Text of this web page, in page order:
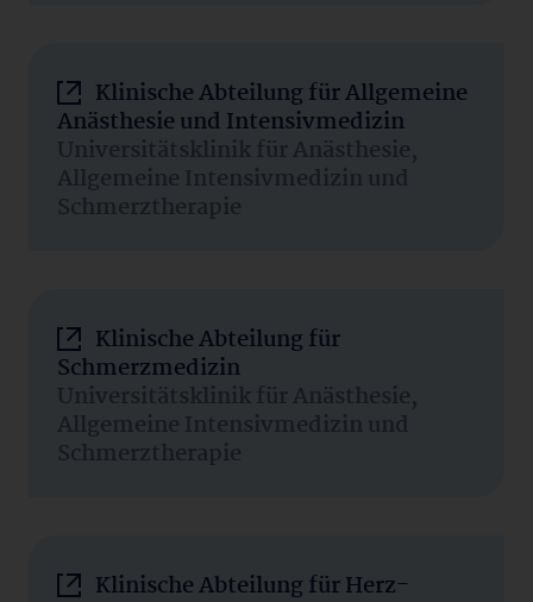
Klinische Abteilung für Allgemeine
Anästhesie und Intensivmedizin
Universitätsklinik für Anästhesie,
Allgemeine Intensivmedizin und
Schmerztherapie
Klinische Abteilung für
Schmerzmedizin
Universitätsklinik für Anästhesie,
Allgemeine Intensivmedizin und
Schmerztherapie
Klinische Abteilung für Herz-